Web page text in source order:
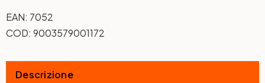
EAN: 7052
COD: 9003579001172
Descrizione